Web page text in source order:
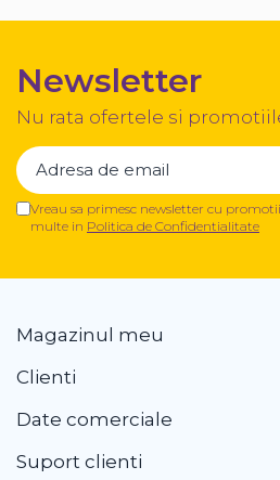
Newsletter
Nu rata ofertele si
Vreau sa primesc newsletter cu
multe in Politica de Confidentialitate
Magazinul meu
Clienti
Date comerciale
Suport clienti